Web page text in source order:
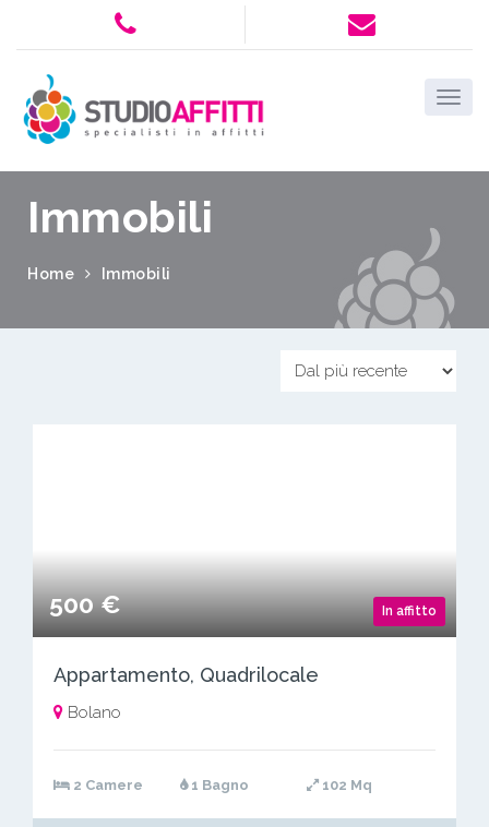
Immobili
Home Immobili
In affitto
500 €
Appartamento, Quadrilocale
Bolano
2 Camere 1 Bagno 102 Mq